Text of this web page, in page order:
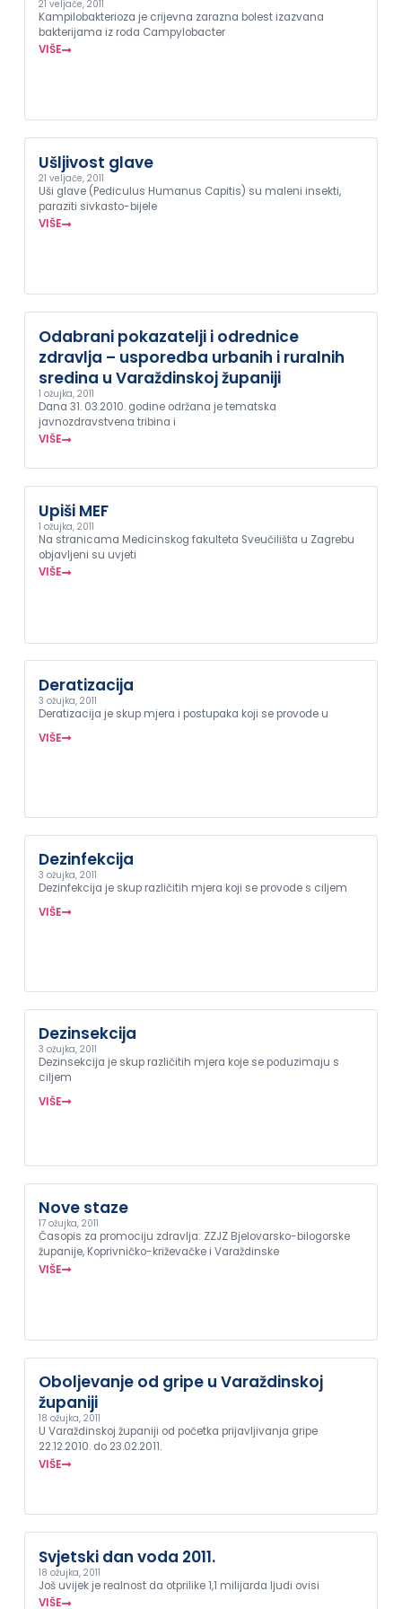
21 veljače, 2011
Kampilobakterioza je crijevna zarazna bolest izazvana
bakterijama iz roda Campylobacter
VIŠE
Ušljivost glave
21 veljače, 2011
Uši glave (Pediculus Humanus Capitis) su maleni insekti,
paraziti sivkasto-bijele
VIŠE
Odabrani pokazatelji i odrednice
zdravlja – usporedba urbanih i ruralnih
sredina u Varaždinskoj županiji
1 ožujka, 2011
Dana 31. 03.2010. godine održana je tematska
javnozdravstvena tribina i
VIŠE
Upiši MEF
1 ožujka, 2011
Na stranicama Medicinskog fakulteta Sveučilišta u Zagrebu
objavljeni su uvjeti
VIŠE
Deratizacija
3 ožujka, 2011
Deratizacija je skup mjera i postupaka koji se provode u
VIŠE
Dezinfekcija
3 ožujka, 2011
Dezinfekcija je skup različitih mjera koji se provode s ciljem
VIŠE
Dezinsekcija
3 ožujka, 2011
Dezinsekcija je skup različitih mjera koje se poduzimaju s
ciljem
VIŠE
Nove staze
17 ožujka, 2011
Časopis za promociju zdravlja: ZZJZ Bjelovarsko-bilogorske
županije, Koprivničko-križevačke i Varaždinske
VIŠE
Oboljevanje od gripe u Varaždinskoj
županiji
18 ožujka, 2011
U Varaždinskoj županiji od početka prijavljivanja gripe
22.12.2010. do 23.02.2011.
VIŠE
Svjetski dan voda 2011.
18 ožujka, 2011
Još uvijek je realnost da otprilike 1,1 milijarda ljudi ovisi
VIŠE